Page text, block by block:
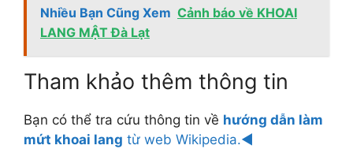
Nhiều Bạn Cũng Xem Cảnh báo về KHOAI
LANG MẬT Đà Lạt
Tham khảo thêm thông tin
Bạn có thể tra cứu thông tin về hướng dẫn làm
mứt khoai lang từ web Wikipedia.◄